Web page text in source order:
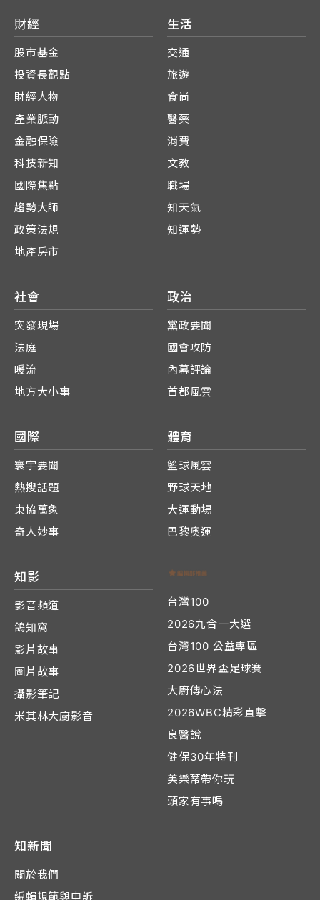
財經
股市基金
投資長觀點
財經人物
產業脈動
金融保險
科技新知
國際焦點
趨勢大師
政策法規
地產房市
生活
交通
旅遊
食尚
醫藥
消費
文教
職場
知天氣
知運勢
社會
突發現場
法庭
暖流
地方大小事
政治
黨政要聞
國會攻防
內幕評論
首都風雲
國際
寰宇要聞
熱搜話題
東協萬象
奇人妙事
體育
籃球風雲
野球天地
大運動場
巴黎奧運
知影
影音頻道
鴿知窩
影片故事
圖片故事
攝影筆記
米其林大廚影音
台灣100
2026九合一大選
台灣100 公益專區
2026世界盃足球賽
大廚傳心法
2026WBC精彩直擊
良醫說
健保30年特刊
美樂蒂帶你玩
頭家有事嗎
知新聞
關於我們
編輯規範與申訴